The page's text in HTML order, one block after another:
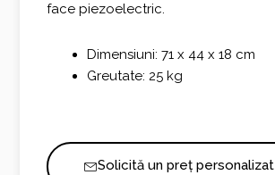
face piezoelectric.
Dimensiuni: 71 x 44 x 18 cm
Greutate: 25 kg
Solicită un preț personalizat